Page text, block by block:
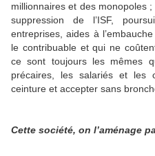
millionnaires et des monopoles
suppression de l’ISF,
entreprises, aides à
le contribuable et qui ne
ce sont toujours les mêmes
précaires, les salariés et les
ceinture et accepter sans
Cette société, on l’aménage